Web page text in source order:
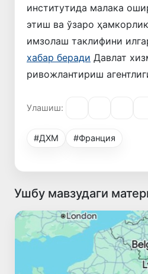
институтида малака
этиш ва ўзаро
имзолаш таклифини
хабар беради Давлат
ривожлантириш
Улашиш:
#ДХМ #Франция
Ушбу мавзудаги